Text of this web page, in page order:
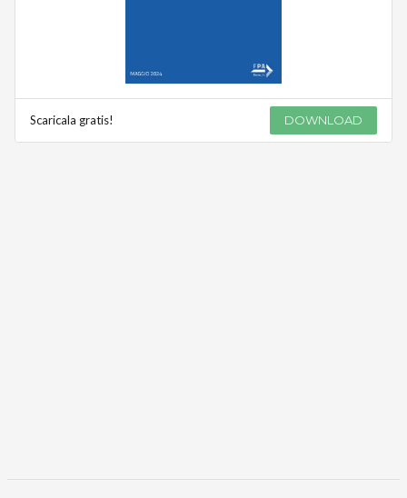
Scaricala gratis! DOWNLOAD